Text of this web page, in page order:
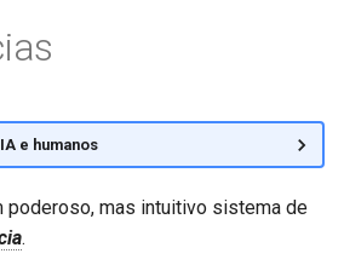
hi - हिन्दी
ja - 日本語
ko - 한국어
e
e humanos
poderoso, mas intuitivo sistema de
.